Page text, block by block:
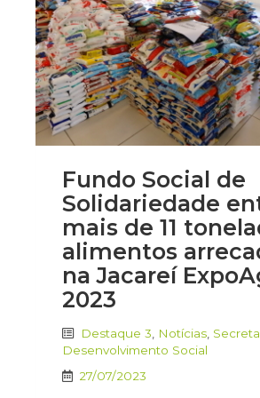
Fundo Social de
Solidariedade
mais de 11
alimentos
na Jacareí
2023
Destaque 3 Notícias
Desenvolvimento Social
27/07/2023